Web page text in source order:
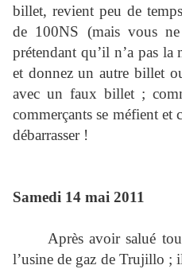
billet, revient peu de
de 100NS (mais vous
prétendant qu’il n’a pas
et donnez un autre billet
avec un faux billet ;
commerçants se méfient et
débarrasser !
Samedi 14 mai 2011
Après avoir salué
l’usine de gaz de Trujillo ;